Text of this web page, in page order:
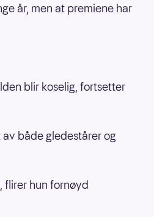
år, men at premiene har
blir koselig, fortsetter
både gledestårer og
flirer hun fornøyd